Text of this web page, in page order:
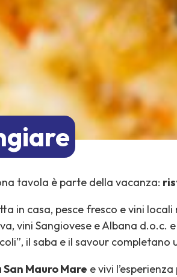
tavola è parte della vacanza:
in casa, pesce fresco e vini
vini Sangiovese e Albana
il saba e il savour
Mauro Mare e vivi